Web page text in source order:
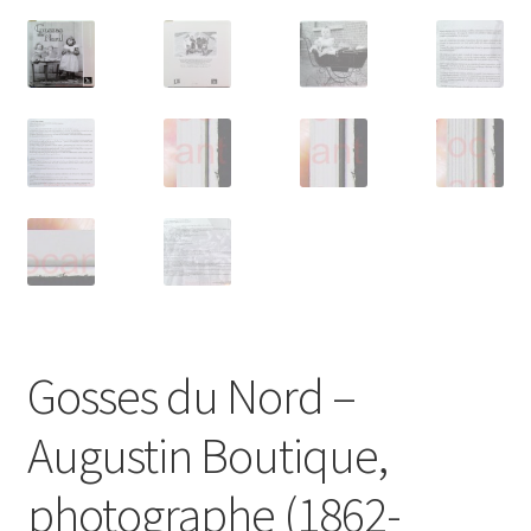
Gosses du Nord –
Augustin Boutique,
photographe (1862-